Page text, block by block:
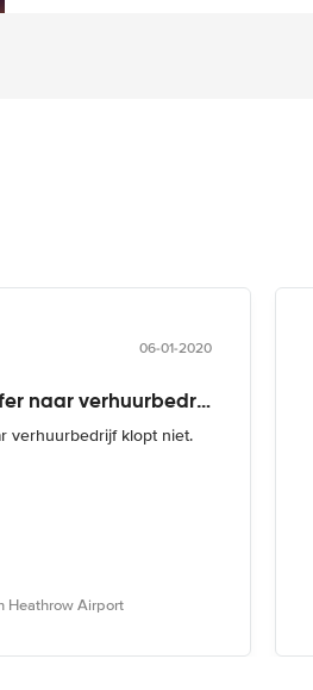
06-01-2020
Informatie over transfer naar verhuurbedrijf
verhuurbedrijf klopt niet.
Heathrow Airport